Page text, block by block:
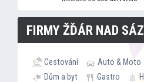
FIRMY ŽĎÁR NAD
Cestování Auto & Moto
Dům a byt
Gastro